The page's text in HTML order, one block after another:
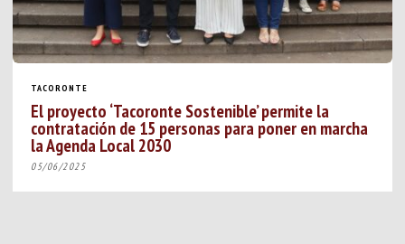
TACORONTE
El proyecto ‘Tacoronte Sostenible’ permite la
contratación de 15 personas para poner en marcha
la Agenda Local 2030
05/06/2025